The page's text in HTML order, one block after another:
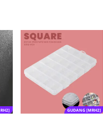
GUDANG [MRH2]